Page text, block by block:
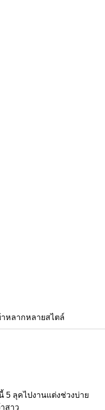
าหลากหลายสไตล์
5 ลุคไปงานแต่งช่วงบ่าย
สาว